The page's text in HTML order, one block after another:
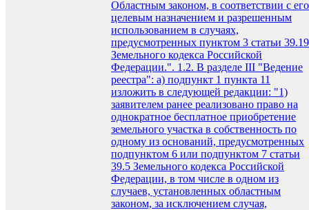
Областным законом, в соответствии с его
целевым назначением и разрешенным
использованием в случаях,
предусмотренных пунктом 3 статьи 39.19
Земельного кодекса Российской
Федерации.". 1.2. В разделе III "Ведение
реестра": а) подпункт 1 пункта 11
изложить в следующей редакции: "1)
заявителем ранее реализовано право на
однократное бесплатное приобретение
земельного участка в собственность по
одному из оснований, предусмотренных
подпунктом 6 или подпунктом 7 статьи
39.5 Земельного кодекса Российской
Федерации, в том числе в одном из
случаев, установленных областным
законом, за исключением случая,